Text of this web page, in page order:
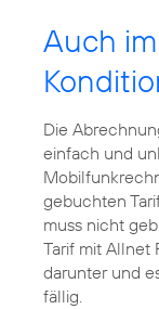
Auch
Die
einfach und
gebuchten
muss nicht
Tarif mit Allnet
darunter und
fällig.